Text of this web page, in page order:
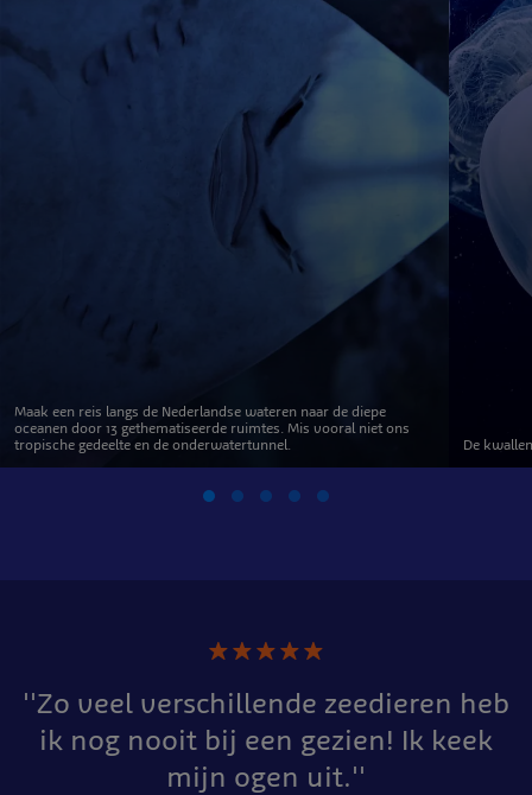
Maak een reis langs de Nederlandse wateren naar de diepe
oceanen door 13 gethematiseerde ruimtes. Mis vooral niet ons
tropische gedeelte en de onderwatertunnel.
De
★★★★★
''Zo veel verschillende zeedieren heb
ik nog nooit bij een gezien! Ik keek
mijn ogen uit.''